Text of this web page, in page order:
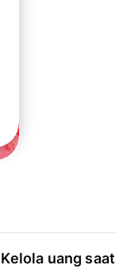
Kelola uang saat